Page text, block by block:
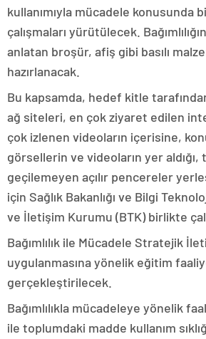
kullanımıyla mücadele konusunda
çalışmaları yürütülecek.
anlatan broşür, afiş gibi basılı
hazırlanacak.
Bu kapsamda, hedef kitle
ağ siteleri, en çok ziyaret edilen
çok izlenen videoların içerisine,
görsellerin ve videoların yer aldığı,
geçilemeyen açılır pencereler
için Sağlık Bakanlığı ve Bilgi
ve İletişim Kurumu (BTK) birlikte
Bağımlılık ile Mücadele Stratejik
uygulanmasına yönelik eğitim
gerçekleştirilecek.
Bağımlılıkla mücadeleye yönelik
ile toplumdaki madde kullanım